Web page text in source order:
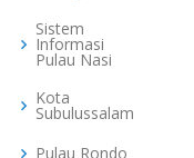
Sistem
Informasi
Pulau Nasi
Kota
Subulussalam
Pulau Rondo